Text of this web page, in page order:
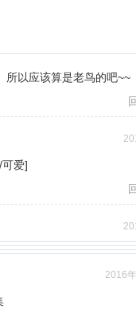
所以应该算是老鸟的吧~~
爱]
2016